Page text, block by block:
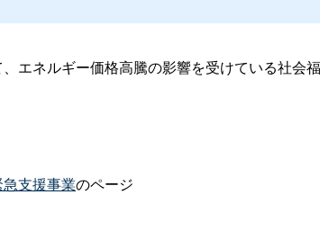
エネルギー価格高騰の影響を受けている社会
支援事業のページ